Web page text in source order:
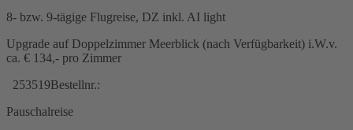
8- bzw. 9-tägige Flugreise, DZ inkl. AI light
Upgrade auf Doppelzimmer Meerblick (nach Verfügbarkeit) i.W.v.
ca. € 134,- pro Zimmer
253519Bestellnr.:
Pauschalreise